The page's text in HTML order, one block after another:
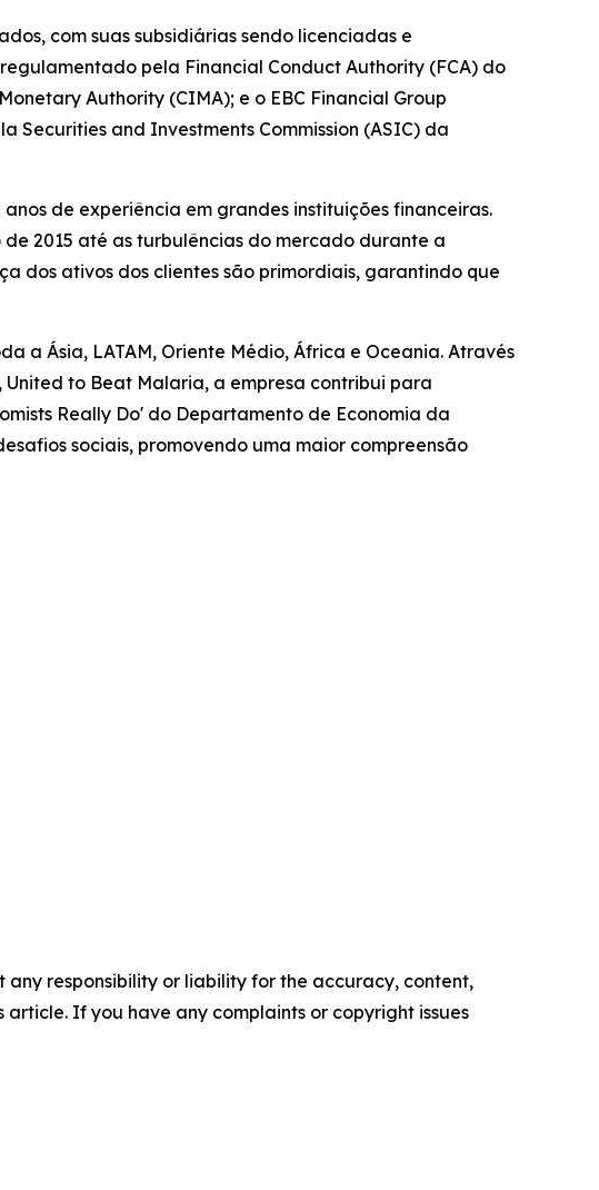
com suas subsidiárias sendo licenciadas e
pela Financial Conduct Authority (FCA) do
Authority (CIMA); e o EBC Financial Group
Securities and Investments Commission (ASIC) da
de experiência em grandes instituições financeiras.
2015 até as turbulências do mercado durante a
dos ativos dos clientes são primordiais, garantindo que
a Ásia, LATAM, Oriente Médio, África e Oceania. Através
to Beat Malaria, a empresa contribui para
Really Do' do Departamento de Economia da
sociais, promovendo uma maior compreensão
any responsibility or liability for the accuracy, content,
If you have any complaints or copyright issues